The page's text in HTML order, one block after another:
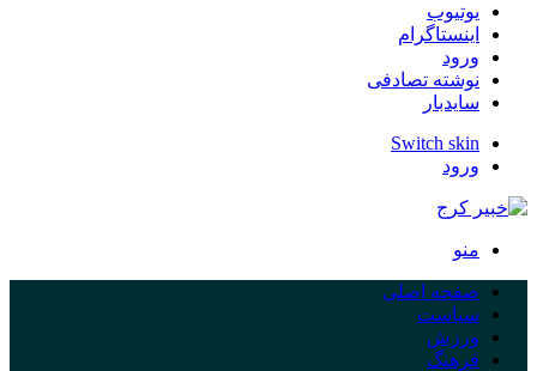
یوتیوب
اینستاگرام
ورود
نوشته تصادفی
سایدبار
Switch skin
ورود
منو
صفحه اصلی
سیاست
ورزش
فرهنگ